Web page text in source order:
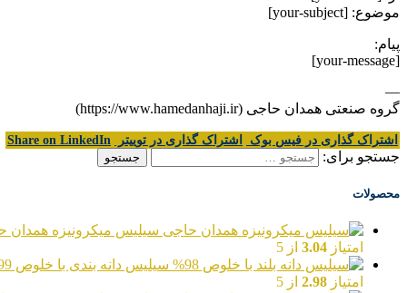
موضوع: [your-subject]
پیام:
[your-message]
—
گروه صنعتی همدان حاجی (https://www.hamedanhaji.ir)
اشتراک گذاری در فیس بوک اشتراک گذاری در توییتر Share on LinkedIn
جستجو برای:
محصولات
سیلیس میکرونیزه همدان
امتیاز 3.04 از 5
سیلیس دانه بندی با خلوص 99%
امتیاز 2.98 از 5